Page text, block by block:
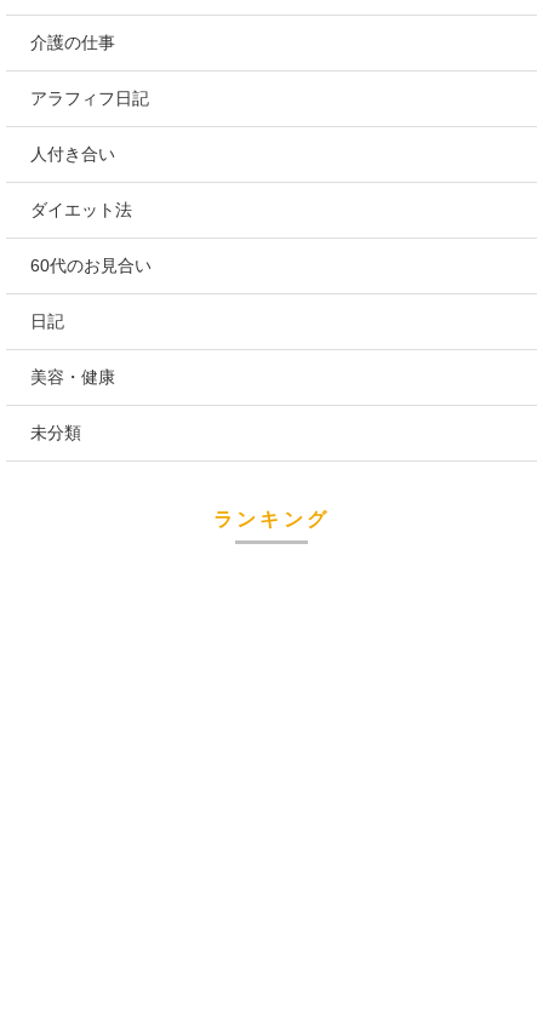
介護の仕事
アラフィフ日記
人付き合い
ダイエット法
60代のお見合い
日記
美容・健康
未分類
ランキング